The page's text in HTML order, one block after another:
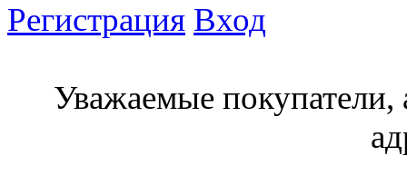
Регистрация Вход
Уважаемые покупатели,